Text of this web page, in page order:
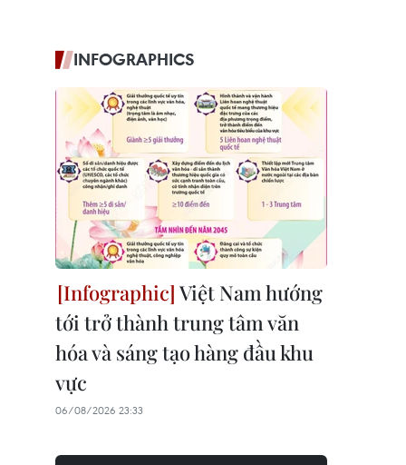
INFOGRAPHICS
Việt Nam hướng
tới trở thành trung tâm văn
hóa và sáng tạo hàng đầu khu
vực
06/08/2026 23:33